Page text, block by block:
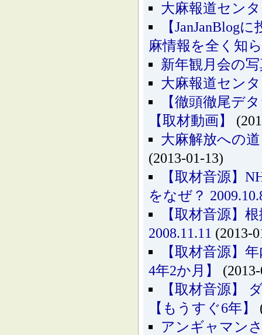
大麻報道セン
【JanJanBlog
麻情報を全く知
新年観月会の
大麻報道セン
【徹頭徹尾デ
【取材動画】
大麻解放への
(2013-01-13)
【取材音源】
をなぜ？
【取材音源】
2008.11.11 (2013-
【取材音源】
4年2か月】
【取材音源】
【もうすぐ6年】
アンギャマン